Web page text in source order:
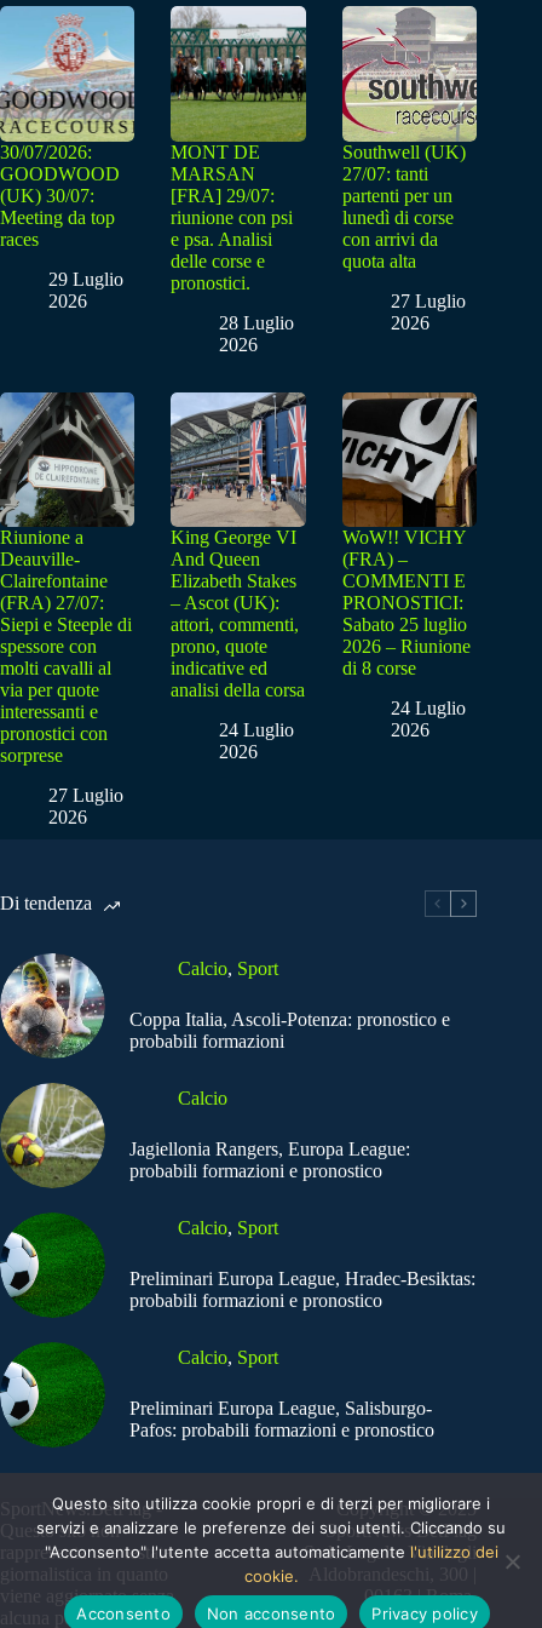
30/07/2026:
GOODWOOD
(UK) 30/07:
Meeting da top
races
29 Luglio
2026
MONT DE
MARSAN
[FRA] 29/07:
riunione con psi
e psa. Analisi
delle corse e
pronostici.
28 Luglio
2026
Southwell (UK)
27/07: tanti
partenti per un
lunedì di corse
con arrivi da
quota alta
27 Luglio
2026
Riunione a
Deauville-
Clairefontaine
(FRA) 27/07:
Siepi e Steeple di
spessore con
molti cavalli al
via per quote
interessanti e
pronostici con
sorprese
27 Luglio
2026
King George VI
And Queen
Elizabeth Stakes
– Ascot (UK):
attori, commenti,
prono, quote
indicative ed
analisi della corsa
24 Luglio
2026
WoW!! VICHY
(FRA) –
COMMENTI E
PRONOSTICI:
Sabato 25 luglio
2026 – Riunione
di 8 corse
24 Luglio
2026
Di tendenza
Calcio, Sport
Coppa Italia, Ascoli-Potenza: pronostico e
probabili formazioni
Calcio
Jagiellonia Rangers, Europa League:
probabili formazioni e pronostico
Calcio, Sport
Preliminari Europa League, Hradec-Besiktas:
probabili formazioni e pronostico
Calcio, Sport
Preliminari Europa League, Salisburgo-
Pafos: probabili formazioni e pronostico
SportNews.BetFlag -
Questo sito non
rappresenta una testata
giornalistica in quanto
viene aggiornato senza
alcuna periodicità
Copyright © 2025
SportNews BetFlag
Sede Legale: Via degli
Aldobrandeschi, 300 |
00163 | Roma
Questo sito utilizza cookie propri e di terzi per migliorare i
servizi e analizzare le preferenze dei suoi utenti. Cliccando su
"Acconsento" l'utente accetta automaticamente l'utilizzo dei
cookie.
Acconsento
Non acconsento Privacy policy